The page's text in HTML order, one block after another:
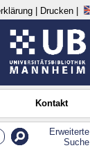
Drucken
Kontakt
Erweiterte
Suche